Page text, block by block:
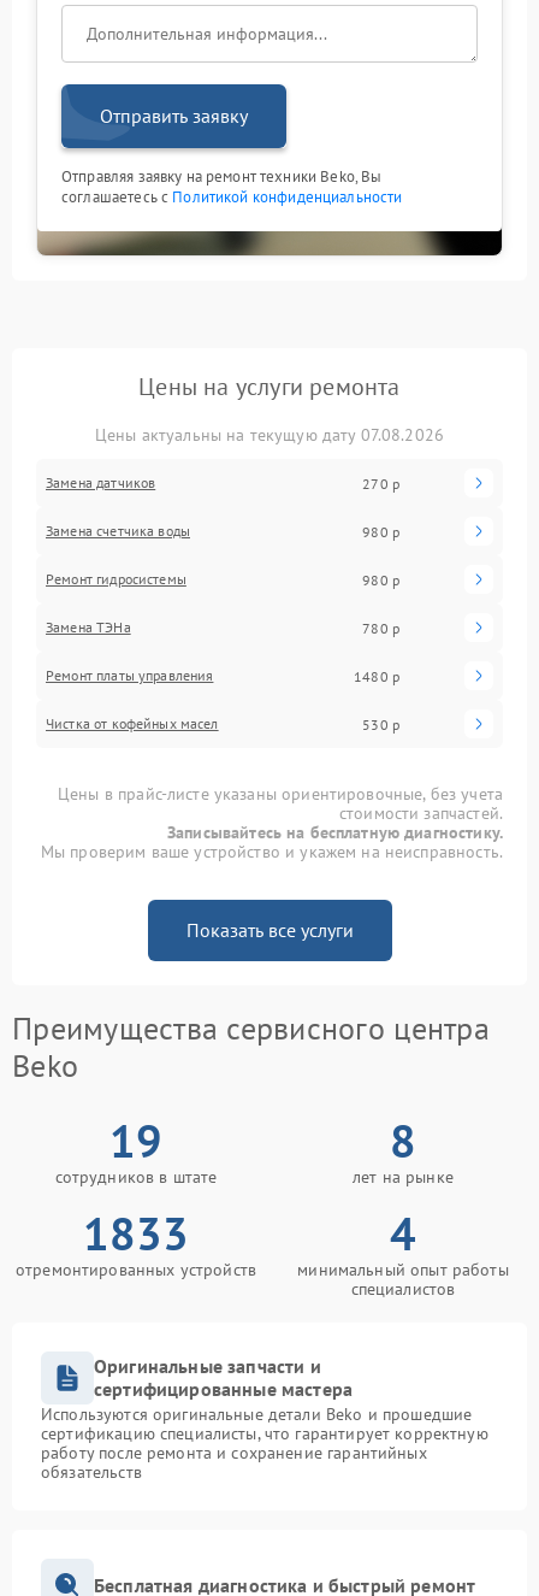
Отправить заявку
Отправляя заявку на ремонт техники Beko, Вы
соглашаетесь с Политикой конфиденциальности
Цены на услуги ремонта
Цены актуальны на текущую дату 07.08.2026
Замена датчиков 270 р
Замена счетчика воды 980 р
Ремонт гидросистемы 980 р
Замена ТЭНа 780 р
Ремонт платы управления 1480 р
Чистка от кофейных масел 530 р
Цены в прайс-листе указаны ориентировочные, без учета
стоимости запчастей.
Записывайтесь на бесплатную диагностику.
Мы проверим ваше устройство и укажем на неисправность.
Показать все услуги
Преимущества сервисного центра
Beko
19
сотрудников в штате
8
лет на рынке
1833
отремонтированных устройств
4
минимальный опыт работы
специалистов
Оригинальные запчасти и
сертифицированные мастера
Используются оригинальные детали Beko и прошедшие
сертификацию специалисты, что гарантирует корректную
работу после ремонта и сохранение гарантийных
обязательств
Бесплатная диагностика и быстрый ремонт